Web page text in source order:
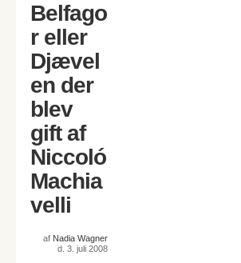
Belfago
r eller
Djævel
en der
blev
gift af
Niccoló
Machia
velli
af Nadia Wagner
d. 3. juli 2008